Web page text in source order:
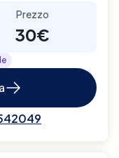
Prezzo
30€